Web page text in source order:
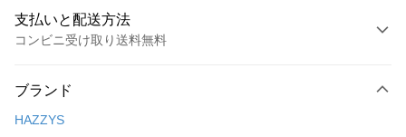
支払いと配送方法
コンビニ受け取り送料無料
クレジットカード1回払い
ブランド
HAZZYS